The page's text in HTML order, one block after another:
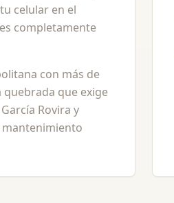
celular en el
completamente
con más de
que exige
Rovira y
mantenimiento